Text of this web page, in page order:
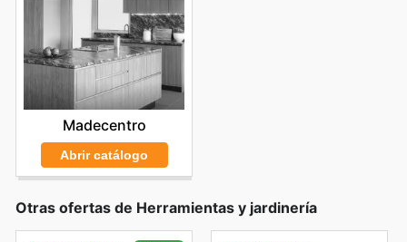
Madecentro
Abrir catálogo
Otras ofertas de Herramientas y jardinería